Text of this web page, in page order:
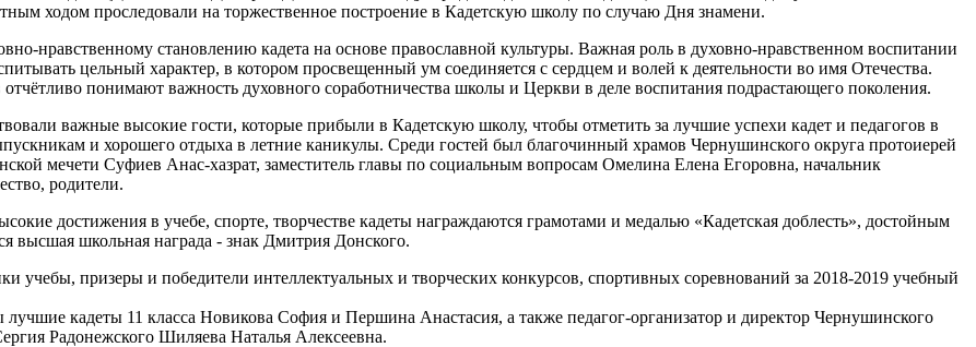
ходом проследовали на торжественное построение в Кадетскую школу по случаю Дня знамени.
нравственному становлению кадета на основе православной культуры. Важная роль в духовно-нравственном воспитании
цельный характер, в котором просвещенный ум соединяется с сердцем и волей к деятельности во имя Отечества.
понимают важность духовного соработничества школы и Церкви в деле воспитания подрастающего поколения.
важные высокие гости, которые прибыли в Кадетскую школу, чтобы отметить за лучшие успехи кадет и педагогов в
и хорошего отдыха в летние каникулы. Среди гостей был благочинный храмов Чернушинского округа протоиерей
мечети Суфиев Анас-хазрат, заместитель главы по социальным вопросам Омелина Елена Егоровна, начальник
родители.
достижения в учебе, спорте, творчестве кадеты награждаются грамотами и медалью «Кадетская доблесть», достойным
высшая школьная награда - знак Дмитрия Донского.
призеры и победители интеллектуальных и творческих конкурсов, спортивных соревнований за 2018-2019 учебный
кадеты 11 класса Новикова София и Першина Анастасия, а также педагог-организатор и директор Чернушинского
Радонежского Шиляева Наталья Алексеевна.